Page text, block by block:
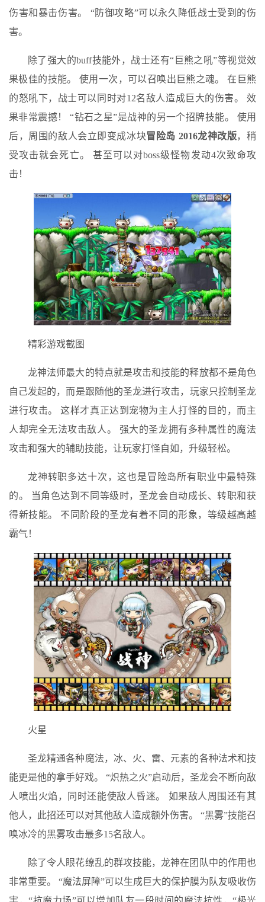
伤害和暴击伤害。 “防御攻略”可以永久降低战士受到的伤
害。
除了强大的buff技能外，战士还有“巨熊之吼”等视觉效
果极佳的技能。 使用一次，可以召唤出巨熊之魂。 在巨熊
的怒吼下，战士可以同时对12名敌人造成巨大的伤害。 效
果非常震撼！ “钻石之星”是战神的另一个招牌技能。 使用
后，周围的敌人会立即变成冰块冒险岛 2016龙神改版，稍
受攻击就会死亡。 甚至可以对boss级怪物发动4次致命攻
击！
精彩游戏截图
龙神法师最大的特点就是攻击和技能的释放都不是角色
自己发起的，而是跟随他的圣龙进行攻击，玩家只控制圣龙
进行攻击。 这样才真正达到宠物为主人打怪的目的，而主
人却完全无法攻击敌人。 强大的圣龙拥有多种属性的魔法
攻击和强大的辅助技能，让玩家打怪自如，升级轻松。
龙神转职多达十次，这也是冒险岛所有职业中最特殊
的。 当角色达到不同等级时，圣龙会自动成长、转职和获
得新技能。 不同阶段的圣龙有着不同的形象，等级越高越
霸气！
火星
圣龙精通各种魔法，冰、火、雷、元素的各种法术和技
能更是他的拿手好戏。 “炽热之火”启动后，圣龙会不断向敌
人喷出火焰，同时还能使敌人昏迷。 如果敌人周围还有其
他人，此招还可以对其他敌人造成额外伤害。 “黑雾”技能召
唤冰冷的黑雾攻击最多15名敌人。
除了令人眼花缭乱的群攻技能，龙神在团队中的作用也
非常重要。 “魔法屏障”可以生成巨大的保护膜为队友吸收伤